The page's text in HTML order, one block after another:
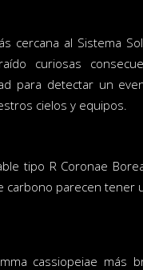
cercana al Sistema
curiosas
para detectar un
cielos y equipos.
tipo R Coronae
carbono parecen tener
cassiopeiae más